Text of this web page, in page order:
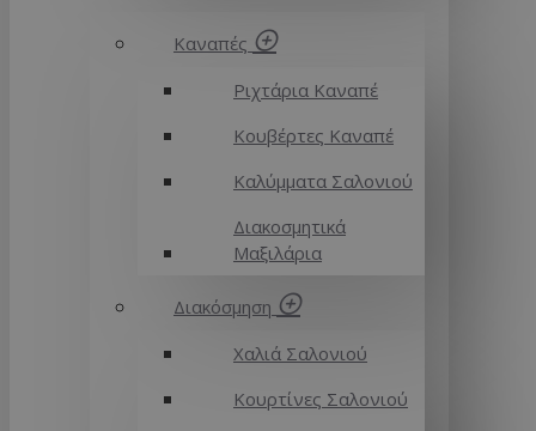
Καναπές
Ριχτάρια Καναπέ
Κουβέρτες Καναπέ
Καλύμματα Σαλονιού
Διακοσμητικά
Μαξιλάρια
Διακόσμηση
Χαλιά Σαλονιού
Κουρτίνες Σαλονιού